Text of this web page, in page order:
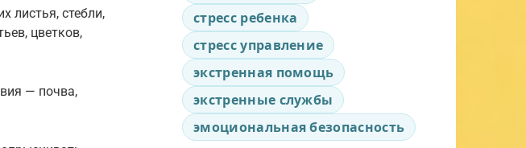
листья, стебли,
цветков,
— почва,
стресс ребенка
стресс управление
экстренная помощь
экстренные службы
эмоциональная безопасность